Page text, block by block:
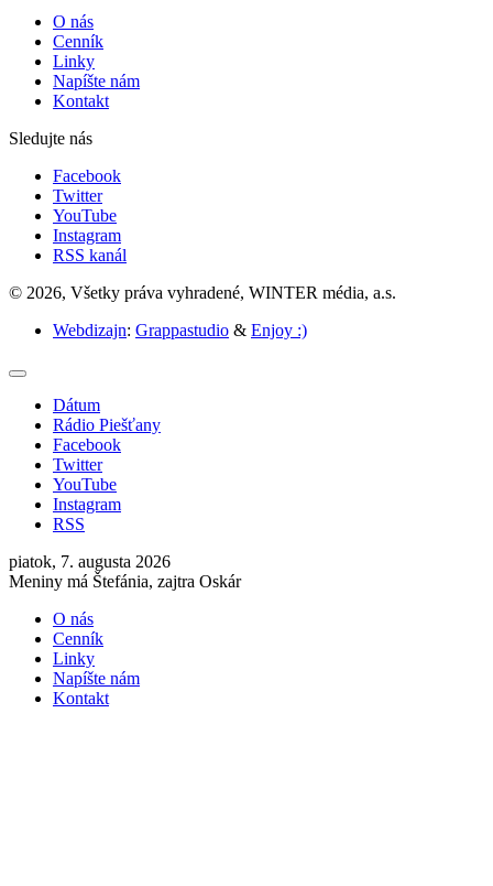
O nás
Cenník
Linky
Napíšte nám
Kontakt
Sledujte nás
Facebook
Twitter
YouTube
Instagram
RSS kanál
© 2026, Všetky práva vyhradené, WINTER média, a.s.
Webdizajn: Grappastudio & Enjoy :)
Dátum
Rádio Piešťany
Facebook
Twitter
YouTube
Instagram
RSS
piatok, 7. augusta 2026
Meniny má Štefánia, zajtra Oskár
O nás
Cenník
Linky
Napíšte nám
Kontakt